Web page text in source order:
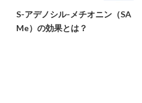
S-アデノシル-メチオニン（SA
Me）の効果とは？